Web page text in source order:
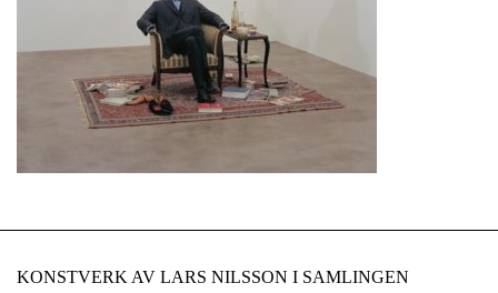
KONSTVERK AV LARS NILSSON I SAMLINGEN